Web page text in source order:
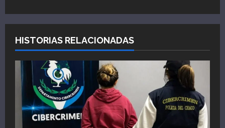
a
c
i
ó
d
HISTORIAS RELACIONADAS